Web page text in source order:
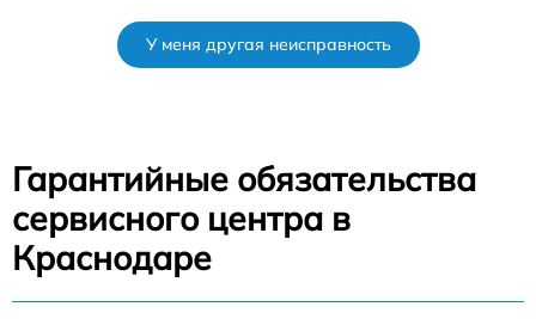
У меня другая неисправность
Гарантийные обязательства
сервисного центра в
Краснодаре